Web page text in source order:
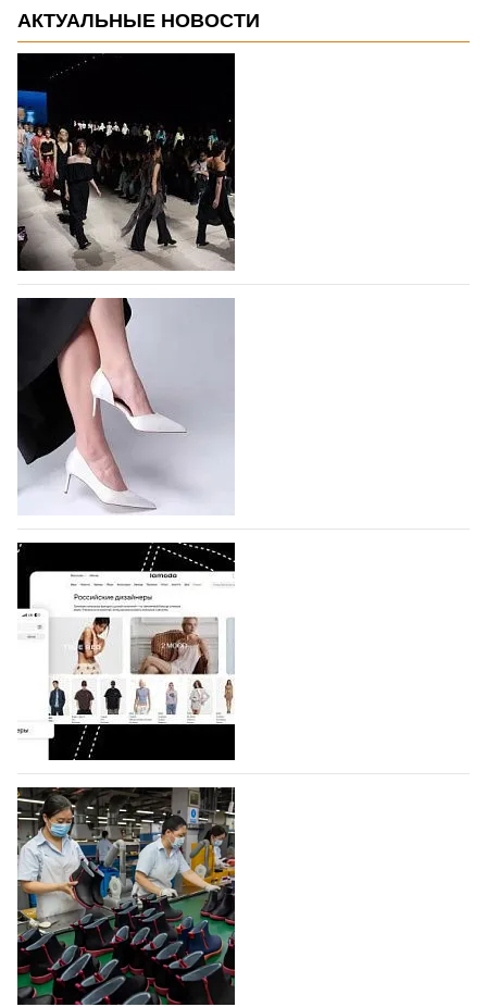
АКТУАЛЬНЫЕ НОВОСТИ
На участие в Московской неделе моды
подано 1047 заявок
На участие в седьмой Московской неделе моды,
которая пройдет в российской столице с 26 сентября
по 1 октября, уже подано 1047 заявок. Примерно
половину из них (494) прислали дизайнеры,
коллекции которых не были представлены в…
07.08.2026 596
BALLINA представит свои новинки на Euro
Shoes
Компания BALLINA Guangzhou Lihuang Footwear
Co., Ltd., основанная в 2011 году и расположенная в
Гуанчжоу, столице моды Китая, является
профессиональной обувной компанией,
объединяющей разработку, производство и…
07.08.2026 452
На платформе Lamoda - новый раздел и
условия продвижения локальных
дизайнерских марок
Российский маркетплейс Lamoda решил обновить
раздел для продажи продукции локальных
дизайнерских марок одежды, обуви и аксессуаров.
Бренды также получат маркетинговую…